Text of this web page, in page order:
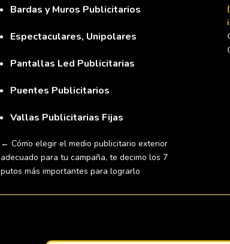
Bardas y Muros Publicitarios
Espectaculares, Unipolares
Pantallas Led Publicitarias
Puentes Publicitarios
Vallas Publicitarias Fijas
← Cómo elegir el medio publicitario exterior
adecuado para tu campaña, te decimo los 7
putos más importantes para lograrlo